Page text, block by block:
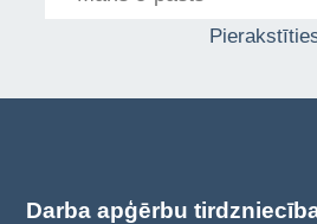
Darba apģērbu